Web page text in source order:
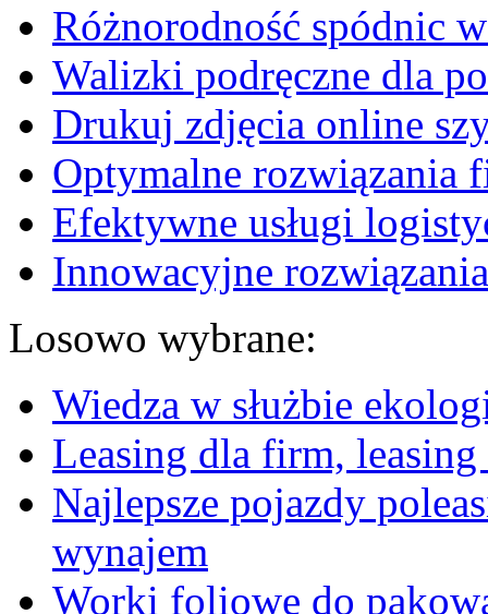
Różnorodność spódnic
Walizki podręczne dla
Drukuj zdjęcia online
Optymalne rozwiązania
Efektywne usługi
Innowacyjne
Losowo wybrane:
Wiedza w służbie
Leasing dla firm,
Najlepsze pojazdy
wynajem
Worki foliowe do